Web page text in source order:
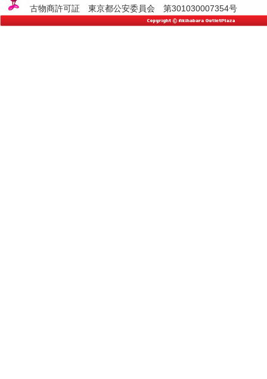
古物商許可証 東京都公安委員会 第301030007354号